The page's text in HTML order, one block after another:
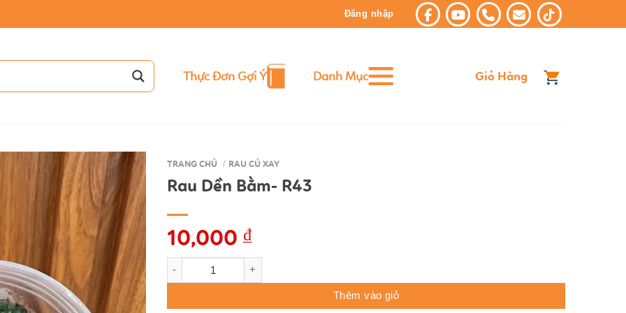
Đăng nhập
Thực Đơn Gợi Ý Danh Mục Giỏ Hàng
TRANG CHỦ / RAU CỦ XAY
Rau Dền Bằm- R43
10,000 ₫
Thêm vào giỏ